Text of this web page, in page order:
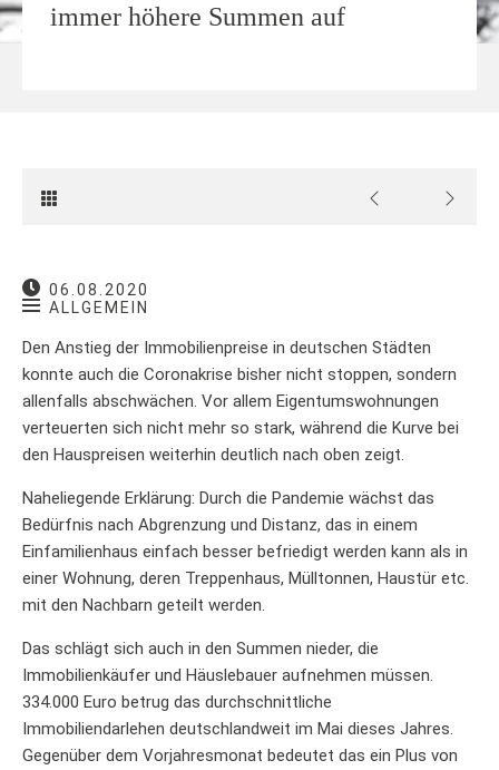
immer höhere Summen auf
06.08.2020
ALLGEMEIN
Den Anstieg der Immobilienpreise in deutschen Städten
konnte auch die Coronakrise bisher nicht stoppen, sondern
allenfalls abschwächen. Vor allem Eigentumswohnungen
verteuerten sich nicht mehr so stark, während die Kurve bei
den Hauspreisen weiterhin deutlich nach oben zeigt.
Naheliegende Erklärung: Durch die Pandemie wächst das
Bedürfnis nach Abgrenzung und Distanz, das in einem
Einfamilienhaus einfach besser befriedigt werden kann als in
einer Wohnung, deren Treppenhaus, Mülltonnen, Haustür etc.
mit den Nachbarn geteilt werden.
Das schlägt sich auch in den Summen nieder, die
Immobilienkäufer und Häuslebauer aufnehmen müssen.
334.000 Euro betrug das durchschnittliche
Immobiliendarlehen deutschlandweit im Mai dieses Jahres.
Gegenüber dem Vorjahresmonat bedeutet das ein Plus von